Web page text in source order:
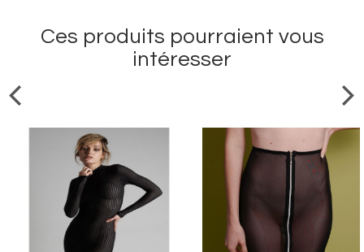
Ces produits pourraient vous
intéresser